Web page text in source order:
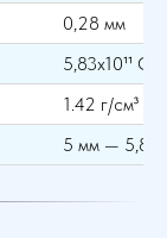
0,28 мм
5,83х10¹¹
1.42 г/см³
5 мм — 5,8